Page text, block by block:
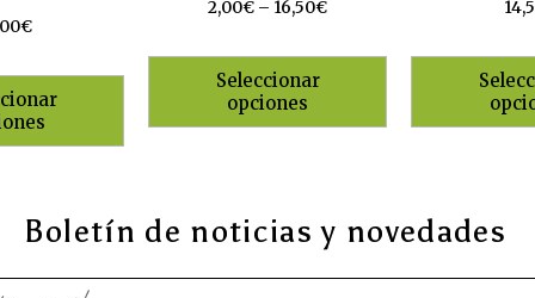
€
5
2,00€ – 16,50€
Seleccionar
opciones
5
Boletín de noticias y novedades